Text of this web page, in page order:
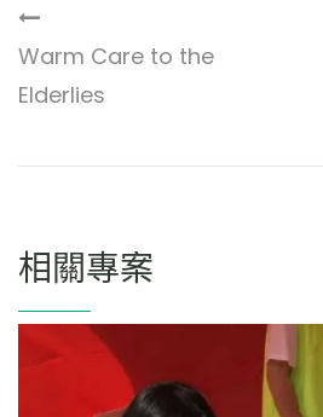
Warm Care to the
Elderlies
相關專案